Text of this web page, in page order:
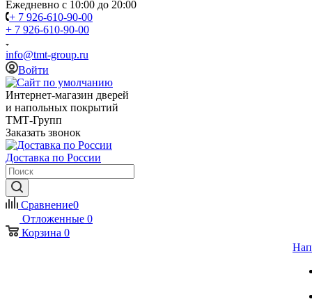
Ежедневно с 10:00 до 20:00
+ 7 926-610-90-00
+ 7 926-610-90-00
info@tmt-group.ru
Войти
Интернет-магазин дверей
и напольных покрытий
ТМТ-Групп
Заказать звонок
Доставка по России
Сравнение0
Отложенные 0
Корзина 0